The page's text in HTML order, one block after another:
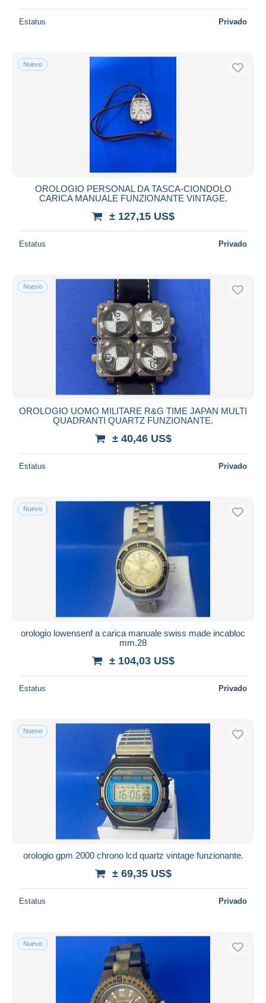
Estatus Privado
Nuevo
OROLOGIO PERSONAL DA TASCA-CIONDOLO
CARICA MANUALE FUNZIONANTE VINTAGE.
± 127,15 US$
Estatus Privado
Nuevo
OROLOGIO UOMO MILITARE R&G TIME JAPAN MULTI
QUADRANTI QUARTZ FUNZIONANTE.
± 40,46 US$
Estatus Privado
Nuevo
orologio lowensenf a carica manuale swiss made incabloc
mm.28
± 104,03 US$
Estatus Privado
Nuevo
orologio gpm 2000 chrono lcd quartz vintage funzionante.
± 69,35 US$
Estatus Privado
Nuevo